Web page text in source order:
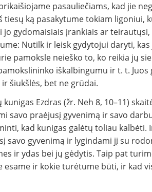
pasauliečiams, kad jie
tiesų ką pasakytume tokiam ligoniui,
jo gydomai­siais įrankiais ar
Nu­tilk ir leisk gydytojui daryti,
pamoksle neieško to, ko reikia jų
iškalbingumu ir t. t.
šiukšlės, bet ne grūdai.
kunigas Ezdras (žr. Neh 8, 10–11)
savo praėjusį gyvenimą ir savo
kad kunigas galė­tų toliau
savo gyvenimą ir lygindami jį su
ir ydas bei jų gėdytis. Taip pat
esame ir kokie turėtume būti, ir kad